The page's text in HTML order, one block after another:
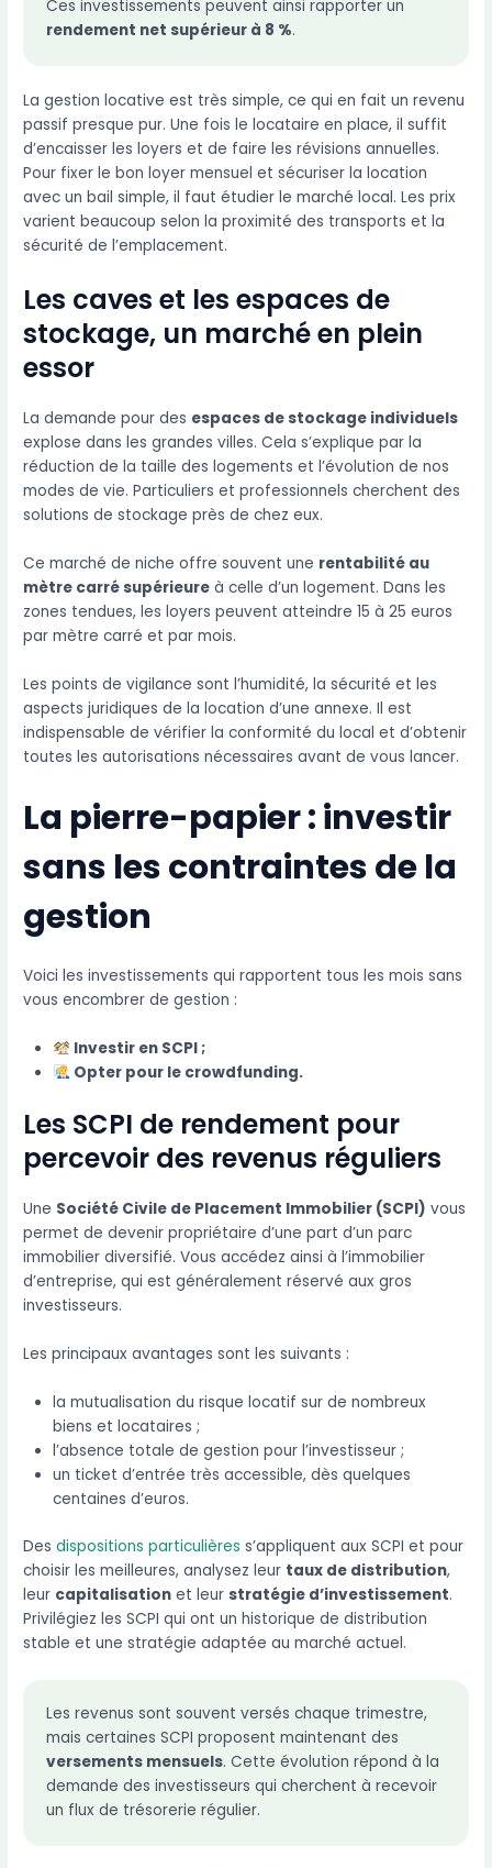
Ces investissements peuvent ainsi rapporter un
rendement net supérieur à 8 %.
La gestion locative est très simple, ce qui en fait un revenu
passif presque pur. Une fois le locataire en place, il suffit
d’encaisser les loyers et de faire les révisions annuelles.
Pour fixer le bon loyer mensuel et sécuriser la location
avec un bail simple, il faut étudier le marché local. Les prix
varient beaucoup selon la proximité des transports et la
sécurité de l’emplacement.
Les caves et les espaces de
stockage, un marché en plein
essor
La demande pour des espaces de stockage individuels
explose dans les grandes villes. Cela s’explique par la
réduction de la taille des logements et l’évolution de nos
modes de vie. Particuliers et professionnels cherchent des
solutions de stockage près de chez eux.
Ce marché de niche offre souvent une rentabilité au
mètre carré supérieure à celle d’un logement. Dans les
zones tendues, les loyers peuvent atteindre 15 à 25 euros
par mètre carré et par mois.
Les points de vigilance sont l’humidité, la sécurité et les
aspects juridiques de la location d’une annexe. Il est
indispensable de vérifier la conformité du local et d’obtenir
toutes les autorisations nécessaires avant de vous lancer.
La pierre-papier : investir
sans les contraintes de la
gestion
Voici les investissements qui rapportent tous les mois sans
vous encombrer de gestion :
Investir en SCPI ;
Opter pour le crowdfunding.
Les SCPI de rendement pour
percevoir des revenus réguliers
Une Société Civile de Placement Immobilier (SCPI) vous
permet de devenir propriétaire d’une part d’un parc
immobilier diversifié. Vous accédez ainsi à l’immobilier
d’entreprise, qui est généralement réservé aux gros
investisseurs.
Les principaux avantages sont les suivants :
la mutualisation du risque locatif sur de nombreux
biens et locataires ;
l’absence totale de gestion pour l’investisseur ;
un ticket d’entrée très accessible, dès quelques
centaines d’euros.
Desdispositions particulières s’appliquent aux SCPI et pour
choisir les meilleures, analysez leur taux de distribution,
leur capitalisation et leurstratégie d’investissement.
Privilégiez les SCPI qui ont un historique de distribution
stable et une stratégie adaptée au marché actuel.
Les revenus sont souvent versés chaque trimestre,
mais certaines SCPI proposent maintenant des
versements mensuels. Cette évolution répond à la
demande des investisseurs qui cherchent à recevoir
un flux de trésorerie régulier.